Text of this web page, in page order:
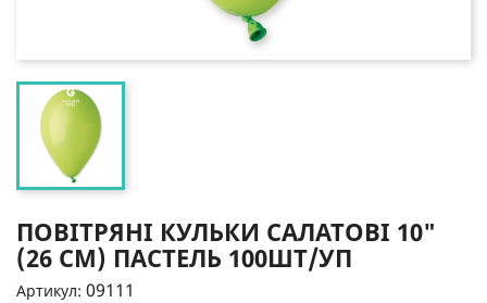
ПОВІТРЯНІ КУЛЬКИ САЛАТОВІ 10"
(26 СМ) ПАСТЕЛЬ 100ШТ/УП
Артикул: 09111